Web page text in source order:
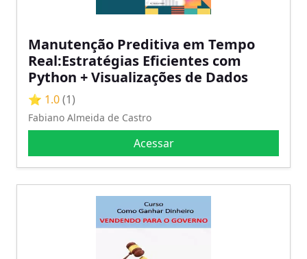
Manutenção Preditiva em Tempo
Real:Estratégias Eficientes com
Python + Visualizações de Dados
⭐ 1.0(1)
Fabiano Almeida de Castro
Acessar